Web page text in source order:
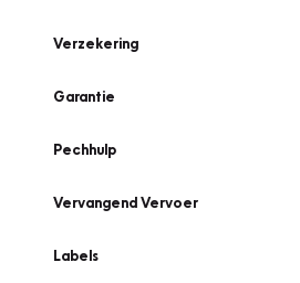
Verzekering
Garantie
Pechhulp
Vervangend Vervoer
Labels